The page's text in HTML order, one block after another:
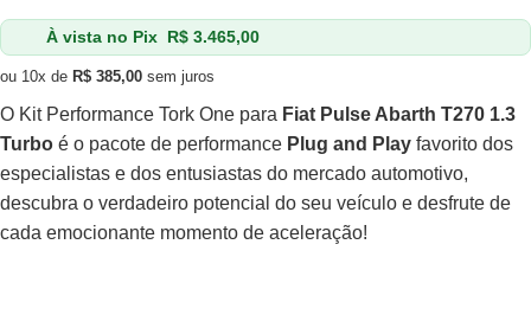
À vista no Pix R$3.465,00
ou 10x de R$ 385,00 sem juros
O Kit Performance Tork One para Fiat Pulse Abarth T270 1.3
Turbo é o pacote de performance Plug and Play favorito dos
especialistas e dos entusiastas do mercado automotivo,
descubra o verdadeiro potencial do seu veículo e desfrute de
cada emocionante momento de aceleração!